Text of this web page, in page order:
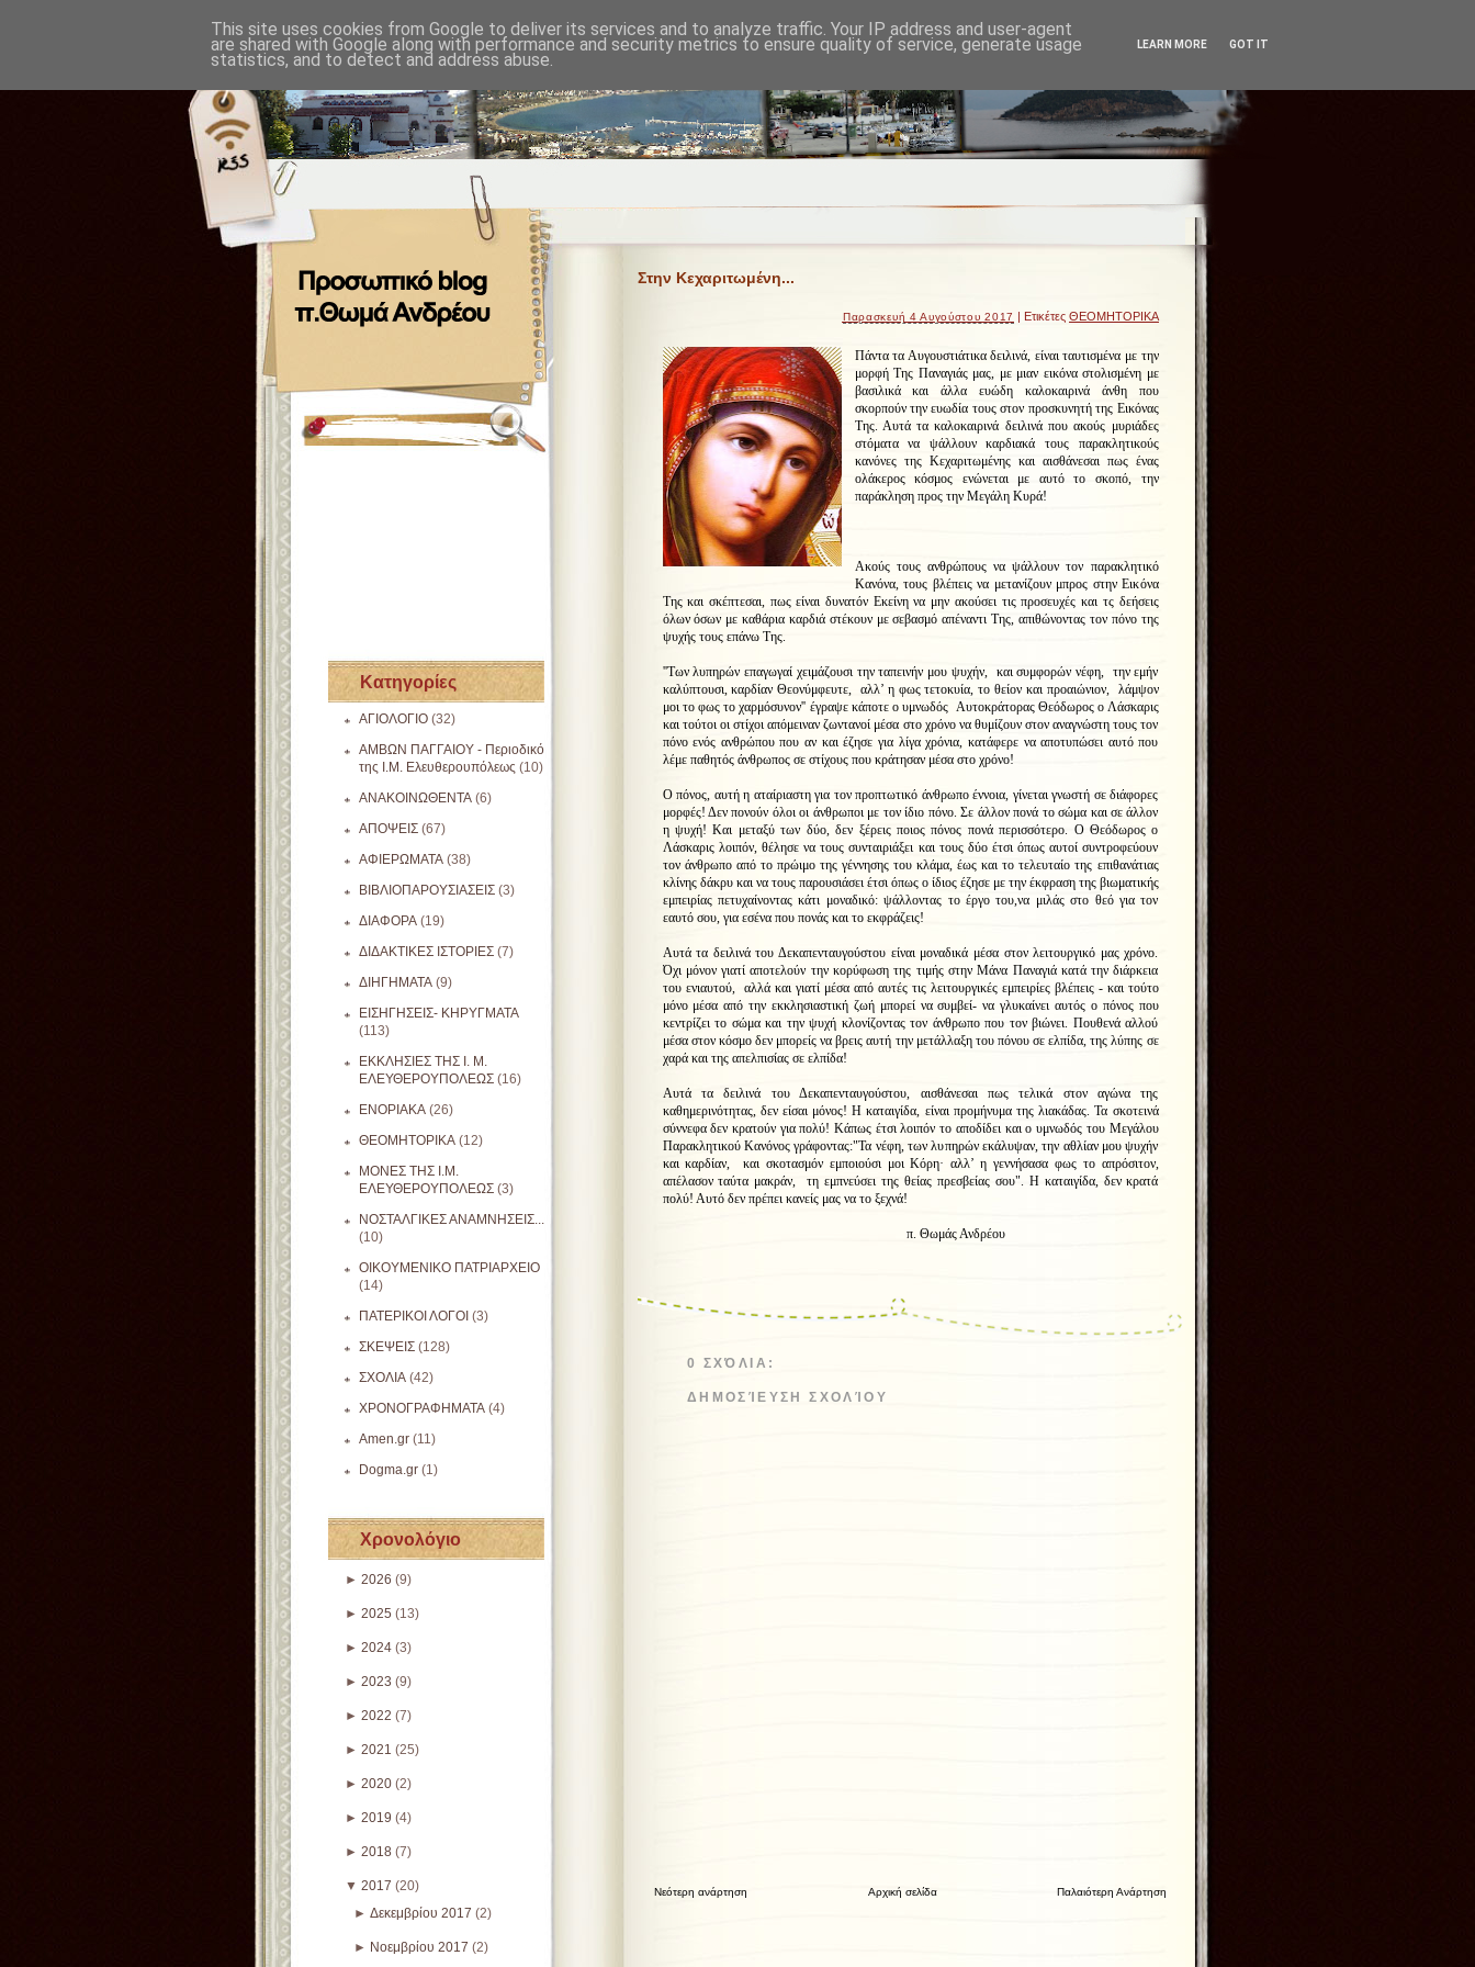
Κατηγορίες
ΑΓΙΟΛΟΓΙΟ (32)
ΑΜΒΩΝ ΠΑΓΓΑΙΟΥ - Περιοδικό
της Ι.Μ. Ελευθερουπόλεως (10)
ΑΝΑΚΟΙΝΩΘΕΝΤΑ (6)
ΑΠΟΨΕΙΣ (67)
ΑΦΙΕΡΩΜΑΤΑ (38)
ΒΙΒΛΙΟΠΑΡΟΥΣΙΑΣΕΙΣ (3)
ΔΙΑΦΟΡΑ (19)
ΔΙΔΑΚΤΙΚΕΣ ΙΣΤΟΡΙΕΣ (7)
ΔΙΗΓΗΜΑΤΑ (9)
ΕΙΣΗΓΗΣΕΙΣ- ΚΗΡΥΓΜΑΤΑ
(113)
ΕΚΚΛΗΣΙΕΣ ΤΗΣ Ι. Μ.
ΕΛΕΥΘΕΡΟΥΠΟΛΕΩΣ (16)
ΕΝΟΡΙΑΚΑ (26)
ΘΕΟΜΗΤΟΡΙΚΑ (12)
ΜΟΝΕΣ ΤΗΣ Ι.Μ.
ΕΛΕΥΘΕΡΟΥΠΟΛΕΩΣ (3)
ΝΟΣΤΑΛΓΙΚΕΣ ΑΝΑΜΝΗΣΕΙΣ...
(10)
ΟΙΚΟΥΜΕΝΙΚΟ ΠΑΤΡΙΑΡΧΕΙΟ
(14)
ΠΑΤΕΡΙΚΟΙ ΛΟΓΟΙ (3)
ΣΚΕΨΕΙΣ (128)
ΣΧΟΛΙΑ (42)
ΧΡΟΝΟΓΡΑΦΗΜΑΤΑ (4)
Amen.gr (11)
Dogma.gr (1)
Χρονολόγιο
► 2026 (9)
► 2025 (13)
► 2024 (3)
► 2023 (9)
► 2022 (7)
► 2021 (25)
► 2020 (2)
► 2019 (4)
► 2018 (7)
▼ 2017 (20)
► Δεκεμβρίου 2017 (2)
► Νοεμβρίου 2017 (2)
Στην Κεχαριτωμένη...
Παρασκευή 4 Αυγούστου 2017 | Ετικέτες ΘΕΟΜΗΤΟΡΙΚΑ
Πάντα τα Αυγουστιάτικα δειλινά, είναι ταυτισμένα με την
μορφή Της Παναγιάς μας, με μιαν εικόνα στολισμένη με
βασιλικά και άλλα ευώδη καλοκαιρινά άνθη που
σκορπούν την ευωδία τους στον προσκυνητή της Εικόνας
Της. Αυτά τα καλοκαιρινά δειλινά που ακούς μυριάδες
στόματα να ψάλλουν καρδιακά τους παρακλητικούς
κανόνες της Κεχαριτωμένης και αισθάνεσαι πως ένας
ολάκερος κόσμος ενώνεται με αυτό το σκοπό, την
παράκληση προς την Μεγάλη Κυρά!
Ακούςτους ανθρώπους να ψάλλουν τον παρακλητικό
Κανόνα, τους βλέπεις να μετανίζουν μπρος στην Εικόνα
Της και σκέπτεσαι, πως είναι δυνατόν Εκείνη να μην ακούσει τις προσευχές και τς δεήσεις
όλων όσων με καθάρια καρδιά στέκουν με σεβασμό απέναντι Της, απιθώνοντας τον πόνο της
ψυχής τους επάνω Της.
''Των λυπηρών επαγωγαί χειμάζουσι την ταπεινήν μου ψυχήν, και συμφορών νέφη, την εμήν
καλύπτουσι, καρδίαν Θεονύμφευτε, αλλ’ η φως τετοκυία, το θείον και προαιώνιον, λάμψον
μοι το φως το χαρμόσυνον'' έγραψε κάποτε ο υμνωδός Αυτοκράτορας Θεόδωρος ο Λάσκαρις
και τούτοι οι στίχοι απόμειναν ζωντανοί μέσα στο χρόνο να θυμίζουν στον αναγνώστη τους τον
πόνο ενός ανθρώπου που αν και έζησε για λίγα χρόνια, κατάφερε να αποτυπώσει αυτό που
λέμε παθητός άνθρωπος σε στίχους που κράτησαν μέσα στο χρόνο!
Ο πόνος, αυτή η αταίριαστη για τον προπτωτικό άνθρωπο έννοια, γίνεται γνωστή σε διάφορες
μορφές! Δεν πονούν όλοι οι άνθρωποι με τον ίδιο πόνο. Σε άλλον πονά το σώμα και σε άλλον
η ψυχή! Και μεταξύ των δύο, δεν ξέρεις ποιος πόνος πονά περισσότερο. Ο Θεόδωρος ο
Λάσκαρις λοιπόν, θέλησε να τους συνταιριάξει και τους δύο έτσι όπως αυτοί συντροφεύουν
τον άνθρωπο από το πρώιμο της γέννησης του κλάμα, έως και το τελευταίο της επιθανάτιας
κλίνης δάκρυ και να τους παρουσιάσει έτσι όπως ο ίδιος έζησε με την έκφραση της βιωματικής
εμπειρίας πετυχαίνοντας κάτι μοναδικό: ψάλλοντας το έργο του,να μιλάς στο θεό για τον
εαυτό σου, για εσένα που πονάς και το εκφράζεις!
Αυτά τα δειλινά του Δεκαπενταυγούστου είναι μοναδικά μέσα στον λειτουργικό μας χρόνο.
Όχι μόνον γιατί αποτελούν την κορύφωση της τιμής στην Μάνα Παναγιά κατά την διάρκεια
του ενιαυτού, αλλά και γιατί μέσα από αυτές τις λειτουργικές εμπειρίες βλέπεις - και τούτο
μόνο μέσα από την εκκλησιαστική ζωή μπορεί να συμβεί- να γλυκαίνει αυτός ο πόνος που
κεντρίζει το σώμα και την ψυχή κλονίζοντας τον άνθρωπο που τον βιώνει. Πουθενά αλλού
μέσα στον κόσμο δεν μπορείς να βρεις αυτή την μετάλλαξη του πόνου σε ελπίδα, της λύπης σε
χαρά και της απελπισίας σε ελπίδα!
Αυτά τα δειλινά του Δεκαπενταυγούστου, αισθάνεσαι πως τελικά στον αγώνα της
καθημερινότητας, δεν είσαι μόνος! Η καταιγίδα, είναι προμήνυμα της λιακάδας. Τα σκοτεινά
σύννεφα δεν κρατούν για πολύ! Κάπως έτσι λοιπόν το αποδίδει και ο υμνωδός του Μεγάλου
Παρακλητικού Κανόνος γράφοντας:"Τα νέφη, των λυπηρών εκάλυψαν, την αθλίαν μου ψυχήν
και καρδίαν, και σκοτασμόν εμποιούσι μοι Κόρη· αλλ’ η γεννήσασα φως το απρόσιτον,
απέλασον ταύτα μακράν, τη εμπνεύσει της θείας πρεσβείας σου". Η καταιγίδα, δεν κρατά
πολύ! Αυτό δεν πρέπει κανείς μας να το ξεχνά!
π. Θωμάς Ανδρέου
0 ΣΧΌΛΙΑ:
ΔΗΜΟΣΊΕΥΣΗ ΣΧΟΛΊΟΥ
Νεότερη ανάρτηση Παλαιότερη Ανάρτηση
Αρχική σελίδα
This site uses cookies from Google to deliver its services and to analyze traffic. Your IP address and user-agent
are shared with Google along with performance and security metrics to ensure quality of service, generate usage
statistics, and to detect and address abuse.
LEARN MORE GOT IT